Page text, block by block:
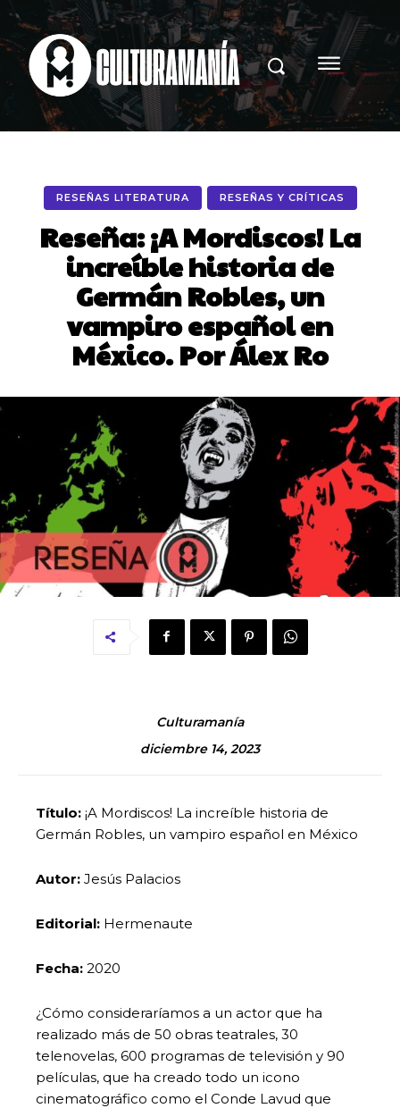
RESEÑAS LITERATURA RESEÑAS Y CRÍTICAS
Reseña: ¡A Mordiscos! La
increíble historia de
Germán Robles, un
vampiro español en
México. Por Álex Ro
Culturamanía
diciembre 14, 2023
Título: ¡A Mordiscos! La increíble historia de
Germán Robles, un vampiro español en México
Autor: Jesús Palacios
Editorial: Hermenaute
Fecha: 2020
¿Cómo consideraríamos a un actor que ha
realizado más de 50 obras teatrales, 30
telenovelas, 600 programas de televisión y 90
películas, que ha creado todo un icono
cinematográfico como el Conde Lavud que